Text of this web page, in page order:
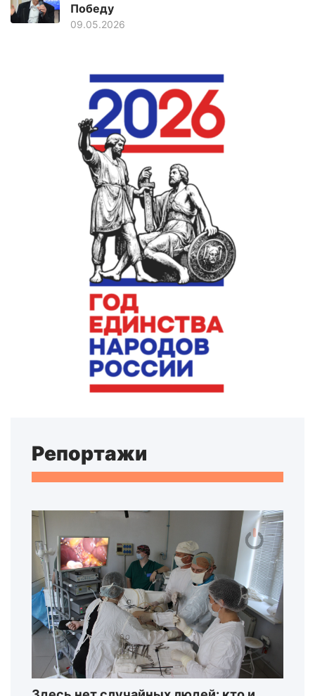
Победу
09.05.2026
Репортажи